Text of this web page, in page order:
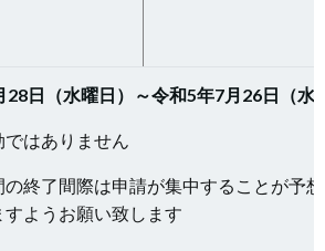
28日（水曜日）～令和5年7月26日（水
はありません
終了間際は申請が集中することが予
すようお願い致します